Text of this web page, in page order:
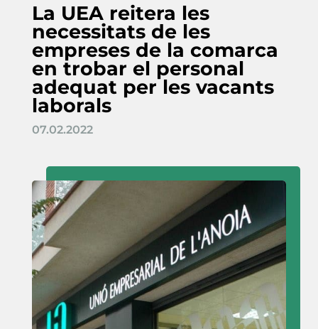
La UEA reitera les
necessitats de les
empreses de la comarca
en trobar el personal
adequat per les vacants
laborals
07.02.2022